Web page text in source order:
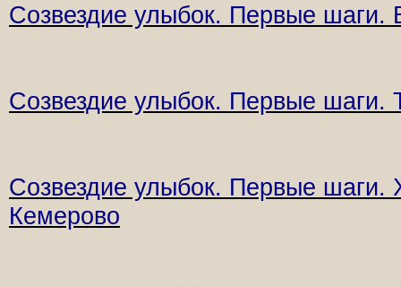
Созвездие улыбок. Первые шаги.
Созвездие улыбок. Первые шаги.
Созвездие улыбок. Первые шаги.
Кемерово